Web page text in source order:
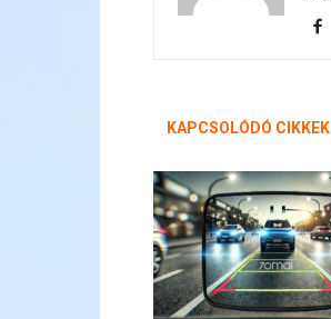
KAPCSOLÓDÓ CIKKEK